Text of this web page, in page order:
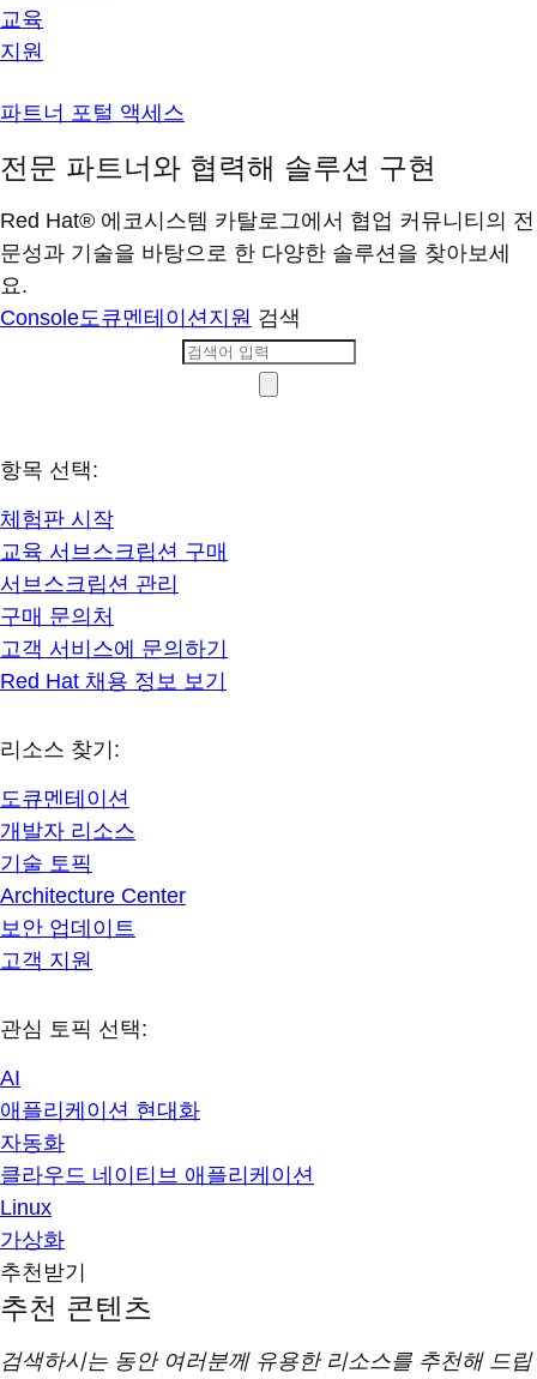
교육
지원
파트너 포털 액세스
전문 파트너와 협력해 솔루션 구현
Red Hat® 에코시스템 카탈로그에서 협업 커뮤니티의 전
문성과 기술을 바탕으로 한 다양한 솔루션을 찾아보세
요.
Console도큐멘테이션지원 검색
항목 선택:
체험판 시작
교육 서브스크립션 구매
서브스크립션 관리
구매 문의처
고객 서비스에 문의하기
Red Hat 채용 정보 보기
리소스 찾기:
도큐멘테이션
개발자 리소스
기술 토픽
Architecture Center
보안 업데이트
고객 지원
관심 토픽 선택:
AI
애플리케이션 현대화
자동화
클라우드 네이티브 애플리케이션
Linux
가상화
추천받기
추천 콘텐츠
검색하시는 동안 여러분께 유용한 리소스를 추천해 드립